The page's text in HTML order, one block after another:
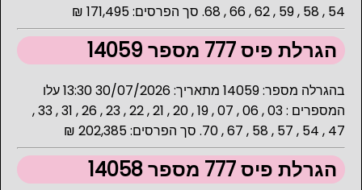
54 , 58 , 59 , 62 , 66 , 68. סך הפרסים: 171,495 ₪
הגרלת פיס 777 מספר 14059
בהגרלה מספר: 14059 מתאריך: 30/07/2026 13:30 עלו
המספרים : 03 , 06 , 07 , 19 , 20 , 21 , 22 , 23 , 26 , 31 , 33 ,
47 , 54 , 57 , 58 , 67 , 70. סך הפרסים: 202,385 ₪
הגרלת פיס 777 מספר 14058